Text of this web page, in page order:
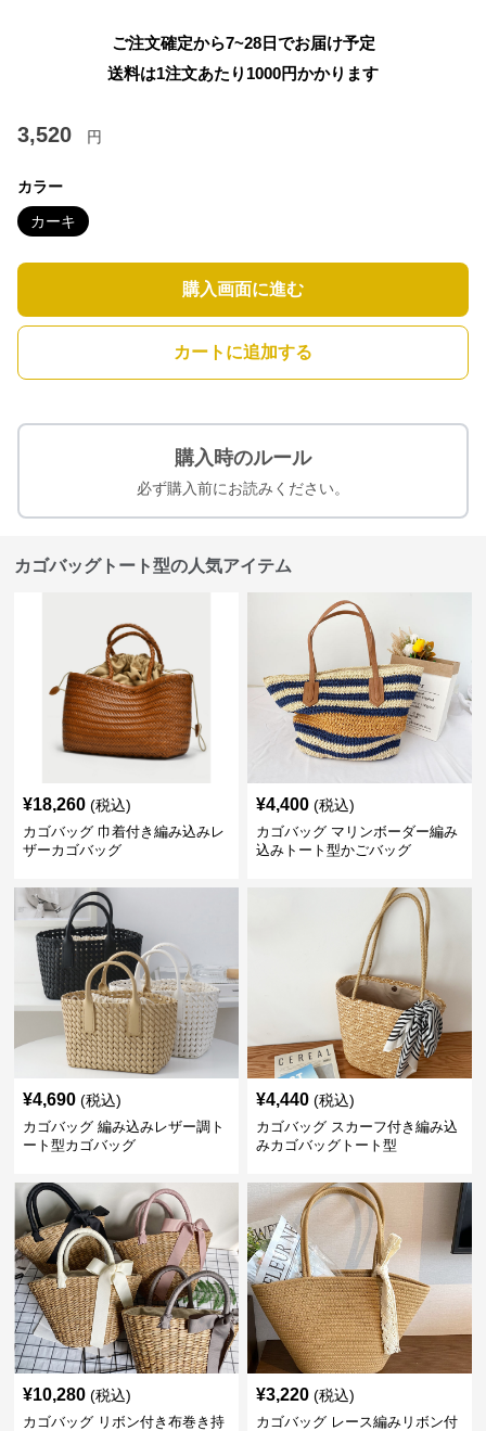
ご注文確定から7~28日でお届け予定
送料は1注文あたり 1000円かかります
3,520 円
カラー
カーキ
購入画面に進む
カートに追加する
購入時のルール
必ず購入前にお読みください。
カゴバッグトート型の人気アイテム
¥18,260 (税込)
カゴバッグ 巾着付き編み込みレ
ザーカゴバッグ
¥4,400 (税込)
カゴバッグ マリンボーダー編み
込みトート型かごバッグ
¥4,690 (税込)
カゴバッグ 編み込みレザー調ト
ート型カゴバッグ
¥4,440 (税込)
カゴバッグ スカーフ付き編み込
みカゴバッグトート型
¥10,280 (税込)
カゴバッグ リボン付き布巻き持
¥3,220 (税込)
カゴバッグ レース編みリボン付